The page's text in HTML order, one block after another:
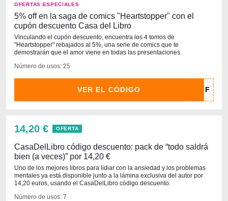
OFERTAS ESPECIALES
5% off en la saga de comics "Heartstopper" con el
cupón descuento Casa del Libro
Vinculando el cupón descuento, encuentra los 4 tomos de
"Heartstopper" rebajados al 5%, una serie de comics que te
demostrarán que el amor viene en todas las presentaciones.
Número de usos: 25
VER EL CÓDIGO
14,20 € OFERTA
CasaDelLibro código descuento: pack de “todo saldrá
bien (a veces)” por 14,20 €
Uno de los mejores libros para lidiar con la ansiedad y los problemas
mentales ya está disponible junto a la lámina exclusiva del autor por
14,20 euros, usando el CasaDelLibro código descuento.
Número de usos: 7